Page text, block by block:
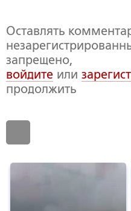
Оставлять
запрещено,
войдите или
продолжить